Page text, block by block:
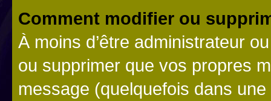
Comment modifier ou
À moins d’être administrateur
ou supprimer que vos propres
message (quelquefois dans